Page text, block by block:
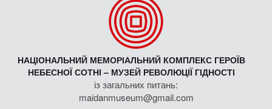
НАЦІОНАЛЬНИЙ МЕМОРІАЛЬНИЙ КОМПЛЕКС ГЕРОЇВ
НЕБЕСНОЇ СОТНІ – МУЗЕЙ РЕВОЛЮЦІЇ ГІДНОСТІ
із загальних питань:
maidanmuseum@gmail.com